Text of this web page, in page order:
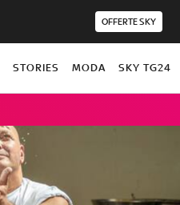
OFFERTE SKY
STORIES MODA SKY TG24